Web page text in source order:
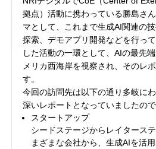
拠点）活動に携わっている勝島さ
マとして、これまで生成AI関連の
探索、デモアプリ開発などを行っ
した活動の一環として、AIの最先
メリカ西海岸を視察され、そのレ
す。
今回の訪問先は以下の通り多岐に
深いレポートとなっていましたの
スタートアップ
シードステージからレイタース
まざまな会社から、生成AIを活